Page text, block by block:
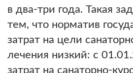
в два-три года. Такая
тем, что норматив
затрат на цели
лечения низкий: с
затрат на санаторно-